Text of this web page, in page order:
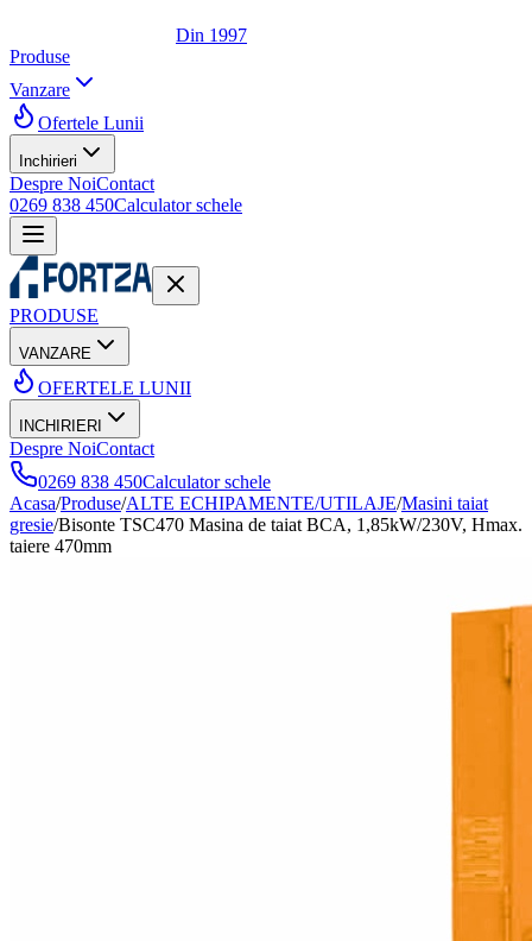
Din 1997
Produse
Vanzare
Ofertele Lunii
Inchirieri
Despre NoiContact
0269 838 450Calculator schele
PRODUSE
VANZARE
OFERTELE LUNII
INCHIRIERI
Despre NoiContact
0269 838 450Calculator schele
Acasa/Produse/ALTE ECHIPAMENTE/UTILAJE/Masini taiat
gresie/Bisonte TSC470 Masina de taiat BCA, 1,85kW/230V, Hmax.
taiere 470mm